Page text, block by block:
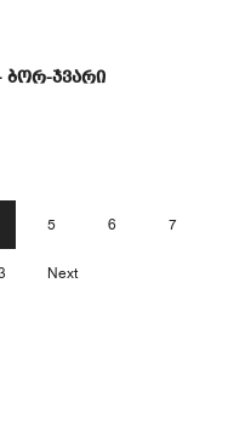
ბორ-ჯვარი
5 6 7
Next